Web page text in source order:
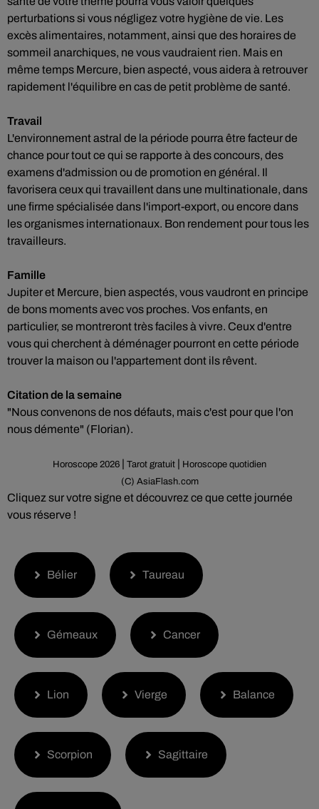
perturbations si vous négligez votre hygiène de vie. Les
excès alimentaires, notamment, ainsi que des horaires de
sommeil anarchiques, ne vous vaudraient rien. Mais en
même temps Mercure, bien aspecté, vous aidera à retrouver
rapidement l'équilibre en cas de petit problème de santé.
Travail
L'environnement astral de la période pourra être facteur de
chance pour tout ce qui se rapporte à des concours, des
examens d'admission ou de promotion en général. Il
favorisera ceux qui travaillent dans une multinationale, dans
une firme spécialisée dans l'import-export, ou encore dans
les organismes internationaux. Bon rendement pour tous les
travailleurs.
Famille
Jupiter et Mercure, bien aspectés, vous vaudront en principe
de bons moments avec vos proches. Vos enfants, en
particulier, se montreront très faciles à vivre. Ceux d'entre
vous qui cherchent à déménager pourront en cette période
trouver la maison ou l'appartement dont ils rêvent.
Citation de la semaine
"Nous convenons de nos défauts, mais c'est pour que l'on
nous démente" (Florian).
Horoscope 2026 | Tarot gratuit | Horoscope quotidien
(C) AsiaFlash.com
Cliquez sur votre signe et découvrez ce que cette journée
vous réserve !
Bélier Taureau
Gémeaux Cancer
Lion Vierge Balance
Scorpion Sagittaire